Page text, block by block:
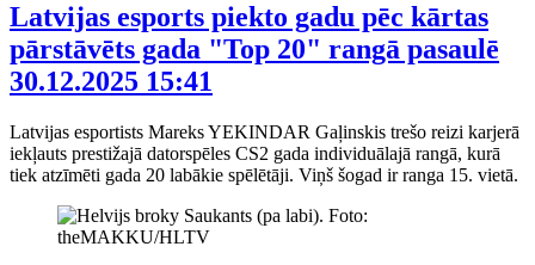
Latvijas esports piekto gadu pēc kārtas
pārstāvēts gada "Top 20" rangā pasaulē
30.12.2025 15:41
Latvijas esportists Mareks YEKINDAR Gaļinskis trešo reizi karjerā
iekļauts prestižajā datorspēles CS2 gada individuālajā rangā, kurā
tiek atzīmēti gada 20 labākie spēlētāji. Viņš šogad ir ranga 15. vietā.